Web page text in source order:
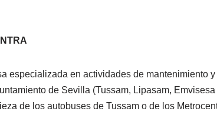
especializada en actividades de
de Sevilla (Tussam, Lipasam,
de los autobuses de Tussam o de los